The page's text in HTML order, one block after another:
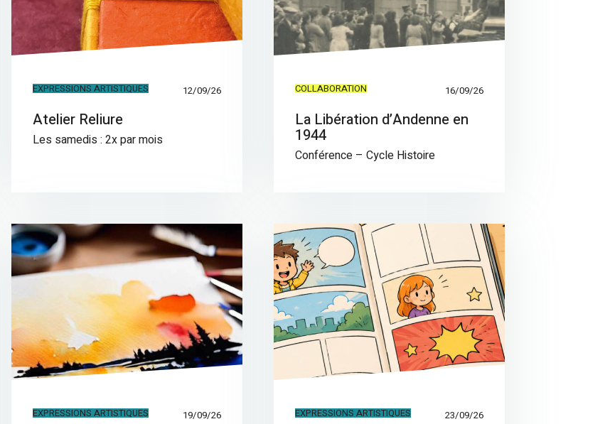
EXPRESSIONS ARTISTIQUES 12/09/26
Atelier Reliure
Les samedis : 2x par mois
COLLABORATION 16/09/26
La Libération d’Andenne en
1944
Conférence – Cycle Histoire
EXPRESSIONS ARTISTIQUES 19/09/26 EXPRESSIONS ARTISTIQUES 23/09/26